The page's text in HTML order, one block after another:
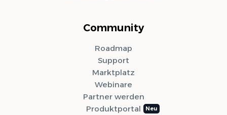
Community
Roadmap
Support
Marktplatz
Webinare
Partner werden
Produktportal